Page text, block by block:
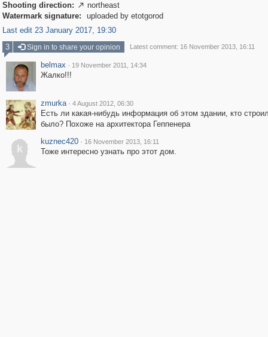
Shooting direction:  northeast
Watermark signature:
uploaded by etotgorod
Last edit 23 January 2017, 19:30
3
Sign in to share your opinion Latest comment: 16 November 2013, 16:11
belmax · 19 November 2011, 14:34
Жалко!!!
zmurka · 4 August 2012, 06:30
Есть ли какая-нибудь информация об этом здании, кто
было? Похоже на архитектора Геппенера
k
kuznec420 · 16 November 2013, 16:11
Тоже интересно узнать про этот дом.